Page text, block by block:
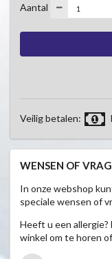
Aantal
Veilig betalen:
WENSEN OF
In onze webshop
speciale wensen of
Heeft u een
winkel om te horen